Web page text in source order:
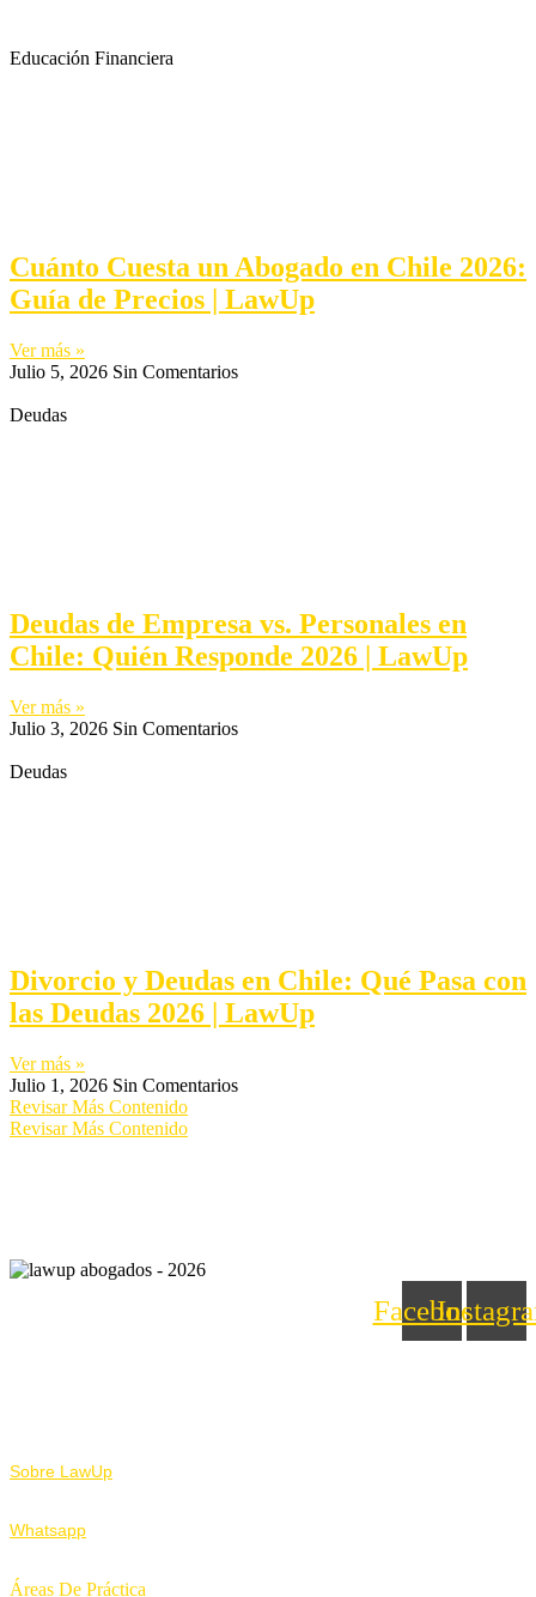
Educación Financiera
Cuánto Cuesta un Abogado en Chile 2026:
Guía de Precios | LawUp
Ver más »
Julio 5, 2026 Sin Comentarios
Deudas
Deudas de Empresa vs. Personales en
Chile: Quién Responde 2026 | LawUp
Ver más »
Julio 3, 2026 Sin Comentarios
Deudas
Divorcio y Deudas en Chile: Qué Pasa con
las Deudas 2026 | LawUp
Ver más »
Julio 1, 2026 Sin Comentarios
Revisar Más Contenido
Revisar Más Contenido
Facebook
Sobre LawUp
Whatsapp
Áreas De Práctica